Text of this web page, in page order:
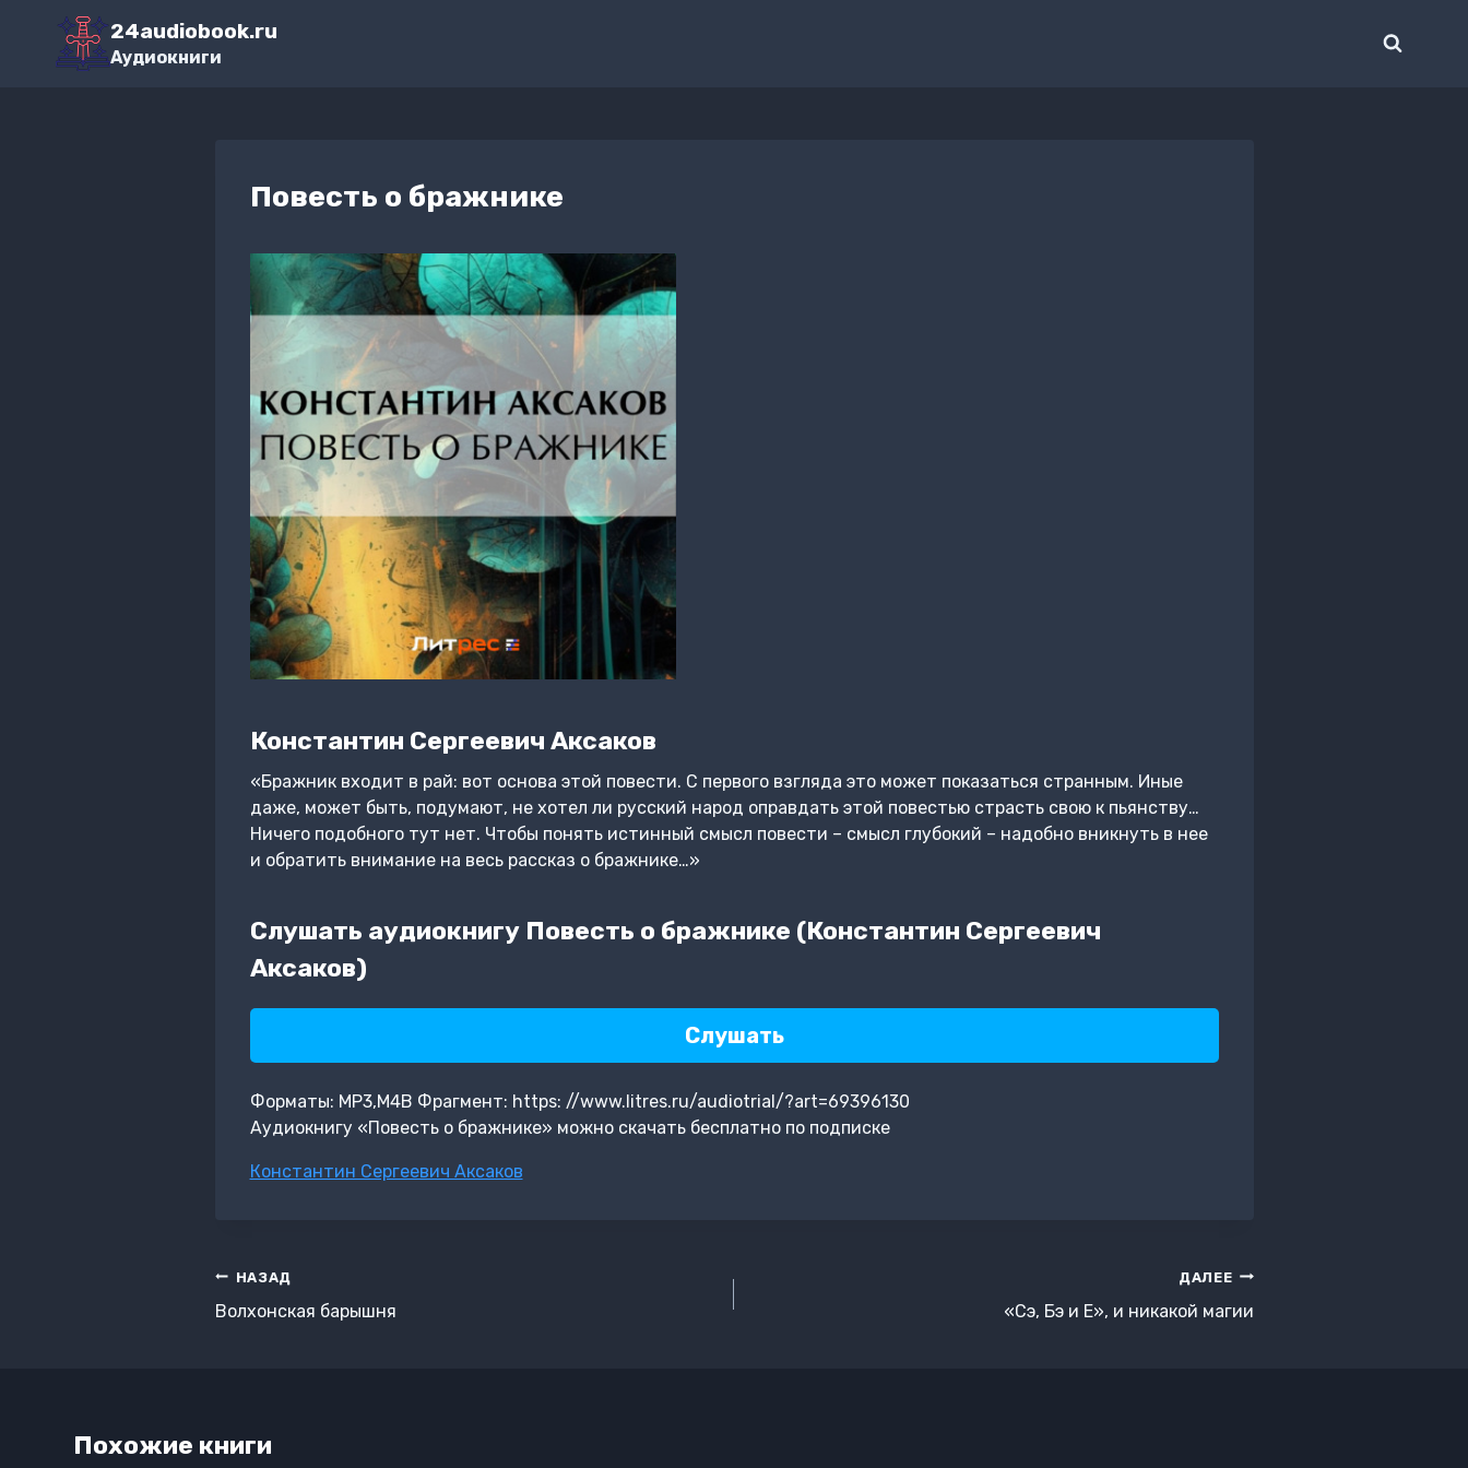
Перейти
содержимому
24audiobook.ru
Аудиокниги
Повесть о бражнике
Константин Сергеевич Аксаков
«Бражник входит в рай: вот основа этой повести. С первого взгляда это может показаться странным. Иные
даже, может быть, подумают, не хотел ли русский народ оправдать этой повестью страсть свою к пьянству…
Ничего подобного тут нет. Чтобы понять истинный смысл повести – смысл глубокий – надобно вникнуть в нее
и обратить внимание на весь рассказ о бражнике…»
Слушать аудиокнигу Повесть о бражнике (Константин Сергеевич
Аксаков)
Слушать
Форматы: MP3,M4B Фрагмент: https: //www.litres.ru/audiotrial/?art=69396130
Аудиокнигу «Повесть о бражнике» можно скачать бесплатно по подписке
Метки
Константин Сергеевич Аксаков
Навигация
по
НАЗАД
Волхонская барышня
ДАЛЕЕ
«Сэ, Бэ и Е», и никакой магии
Похожие книги